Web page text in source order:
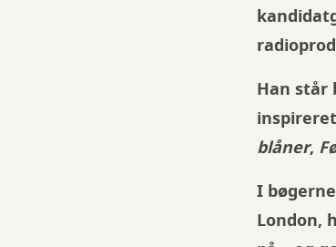
Han står
blåner,
I
London,